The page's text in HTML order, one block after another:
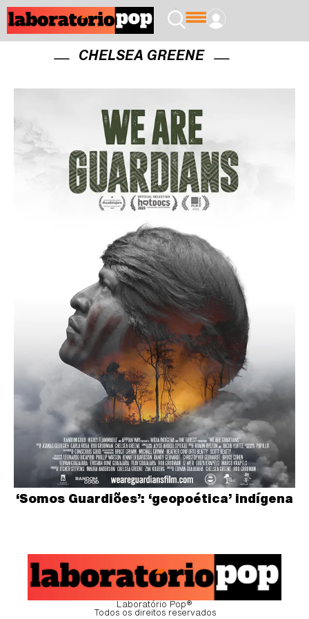
CHELSEA GREENE
‘Somos Guardiões’: ‘geopoética’ indígena
Laboratório Pop®
Todos os direitos reservados